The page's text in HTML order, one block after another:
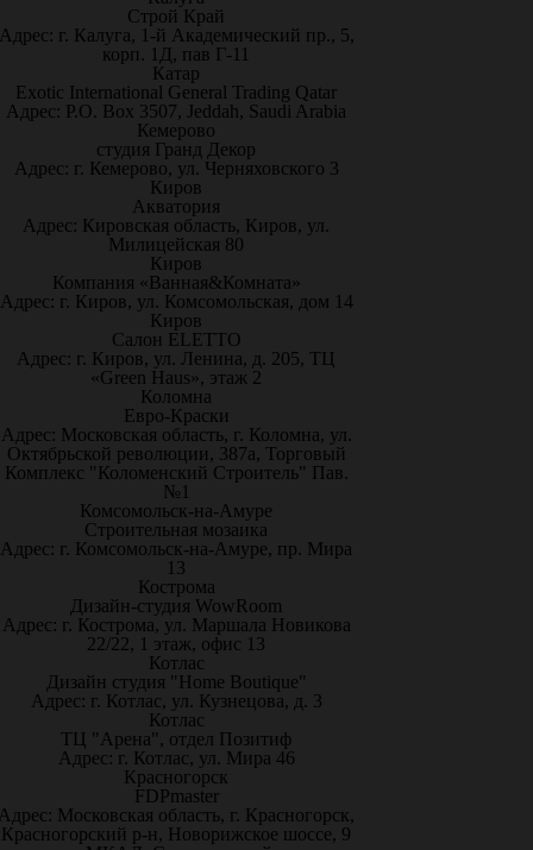
Строй Край
г. Калуга, 1-й Академический пр., 5,
корп. 1Д, пав Г-11
Катар
Exotic International General Trading Qatar
Адрес: P.O. Box 3507, Jeddah, Saudi Arabia
Кемерово
студия Гранд Декор
Адрес: г. Кемерово, ул. Черняховского 3
Киров
Акватория
Адрес: Кировская область, Киров, ул.
Милицейская 80
Киров
Компания «Ванная&Комната»
Адрес: г. Киров, ул. Комсомольская, дом 14
Киров
Салон ELETTO
Адрес: г. Киров, ул. Ленина, д. 205, ТЦ
«Green Haus», этаж 2
Коломна
Евро-Краски
Адрес: Московская область, г. Коломна, ул.
Октябрьской революции, 387а, Торговый
Комплекс "Коломенский Строитель" Пав.
№1
Комсомольск-на-Амуре
Строительная мозаика
Адрес: г. Комсомольск-на-Амуре, пр. Мира
13
Кострома
Дизайн-студия WowRoom
Адрес: г. Кострома, ул. Маршала Новикова
22/22, 1 этаж, офис 13
Котлас
Дизайн студия "Home Boutique"
Адрес: г. Котлас, ул. Кузнецова, д. 3
Котлас
ТЦ "Арена", отдел Позитиф
Адрес: г. Котлас, ул. Мира 46
Красногорск
FDPmaster
Московская область, г. Красногорск,
Красногорский р-н, Новорижское шоссе, 9